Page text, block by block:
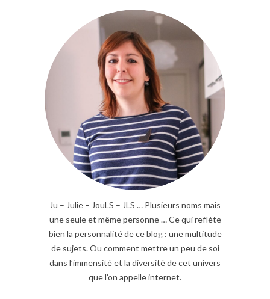
Ju – Julie – JouLS – JLS … Plusieurs noms mais
une seule et même personne … Ce qui reflète
bien la personnalité de ce blog : une multitude
de sujets. Ou comment mettre un peu de soi
dans l’immensité et la diversité de cet univers
que l’on appelle internet.